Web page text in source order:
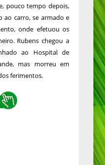
pouco tempo depois,
ao carro, se armado e
onde efetuou os
Rubens chegou a
ao Hospital de
mas morreu em
ferimentos.